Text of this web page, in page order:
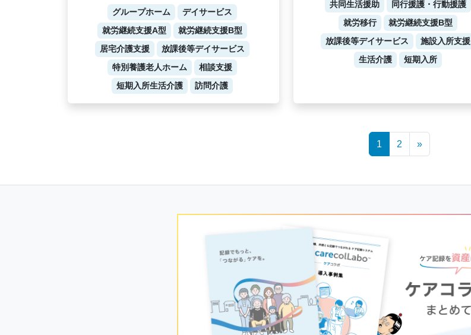
グループホーム
デイサービス
就労継続支援A型
就労継続支援B型
居宅介護支援
放課後等デイサービス
特別養護老人ホーム
相談支援
短期入所生活介護
訪問介護
共同生活援助
同行援護・行動援護
就労移行
就労継続支援B型
放課後等デイサービス
施設入所支援
生活介護
短期入所
1 2 »